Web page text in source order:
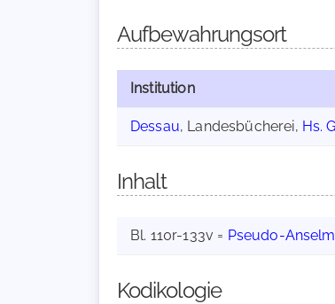
Aufbewahrungsort
Institution
Dessau, Landesbücherei, Hs.
Inhalt
Bl. 110r-133v = Pseudo-
Kodikologie